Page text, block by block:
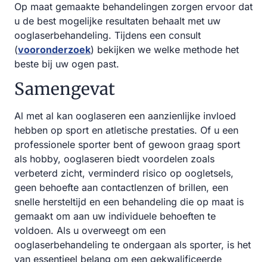
Op maat gemaakte behandelingen zorgen ervoor dat
u de best mogelijke resultaten behaalt met uw
ooglaserbehandeling. Tijdens een consult
(vooronderzoek) bekijken we welke methode het
beste bij uw ogen past.
Samengevat
Al met al kan ooglaseren een aanzienlijke invloed
hebben op sport en atletische prestaties. Of u een
professionele sporter bent of gewoon graag sport
als hobby, ooglaseren biedt voordelen zoals
verbeterd zicht, verminderd risico op oogletsels,
geen behoefte aan contactlenzen of brillen, een
snelle hersteltijd en een behandeling die op maat is
gemaakt om aan uw individuele behoeften te
voldoen. Als u overweegt om een
ooglaserbehandeling te ondergaan als sporter, is het
van essentieel belang om een gekwalificeerde